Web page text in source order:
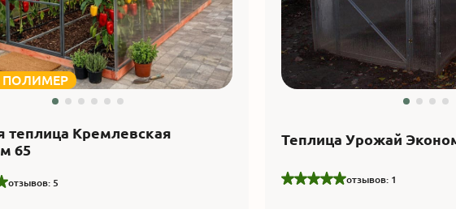
ПОЛИМЕР
теплица Кремлевская
65
отзывов: 5
Теплица Урожай
отзывов: 1